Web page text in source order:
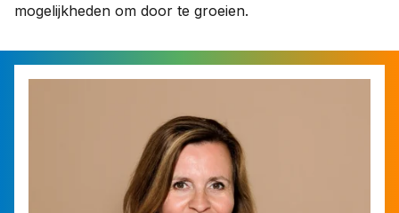
mogelijkheden om door te groeien.